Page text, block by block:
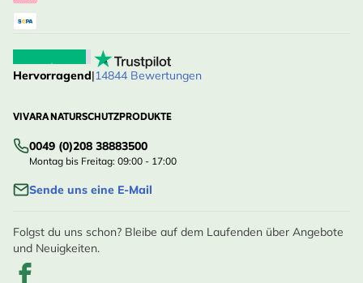
Hervorragend|14844 Bewertungen
VIVARA NATURSCHUTZPRODUKTE
0049 (0)208 38883500
Montag bis Freitag: 09:00 - 17:00
Sende uns eine E-Mail
Folgst du uns schon? Bleibe auf dem Laufenden über Angebote
und Neuigkeiten.